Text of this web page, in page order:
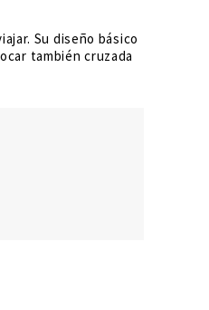
Su diseño básico
también cruzada